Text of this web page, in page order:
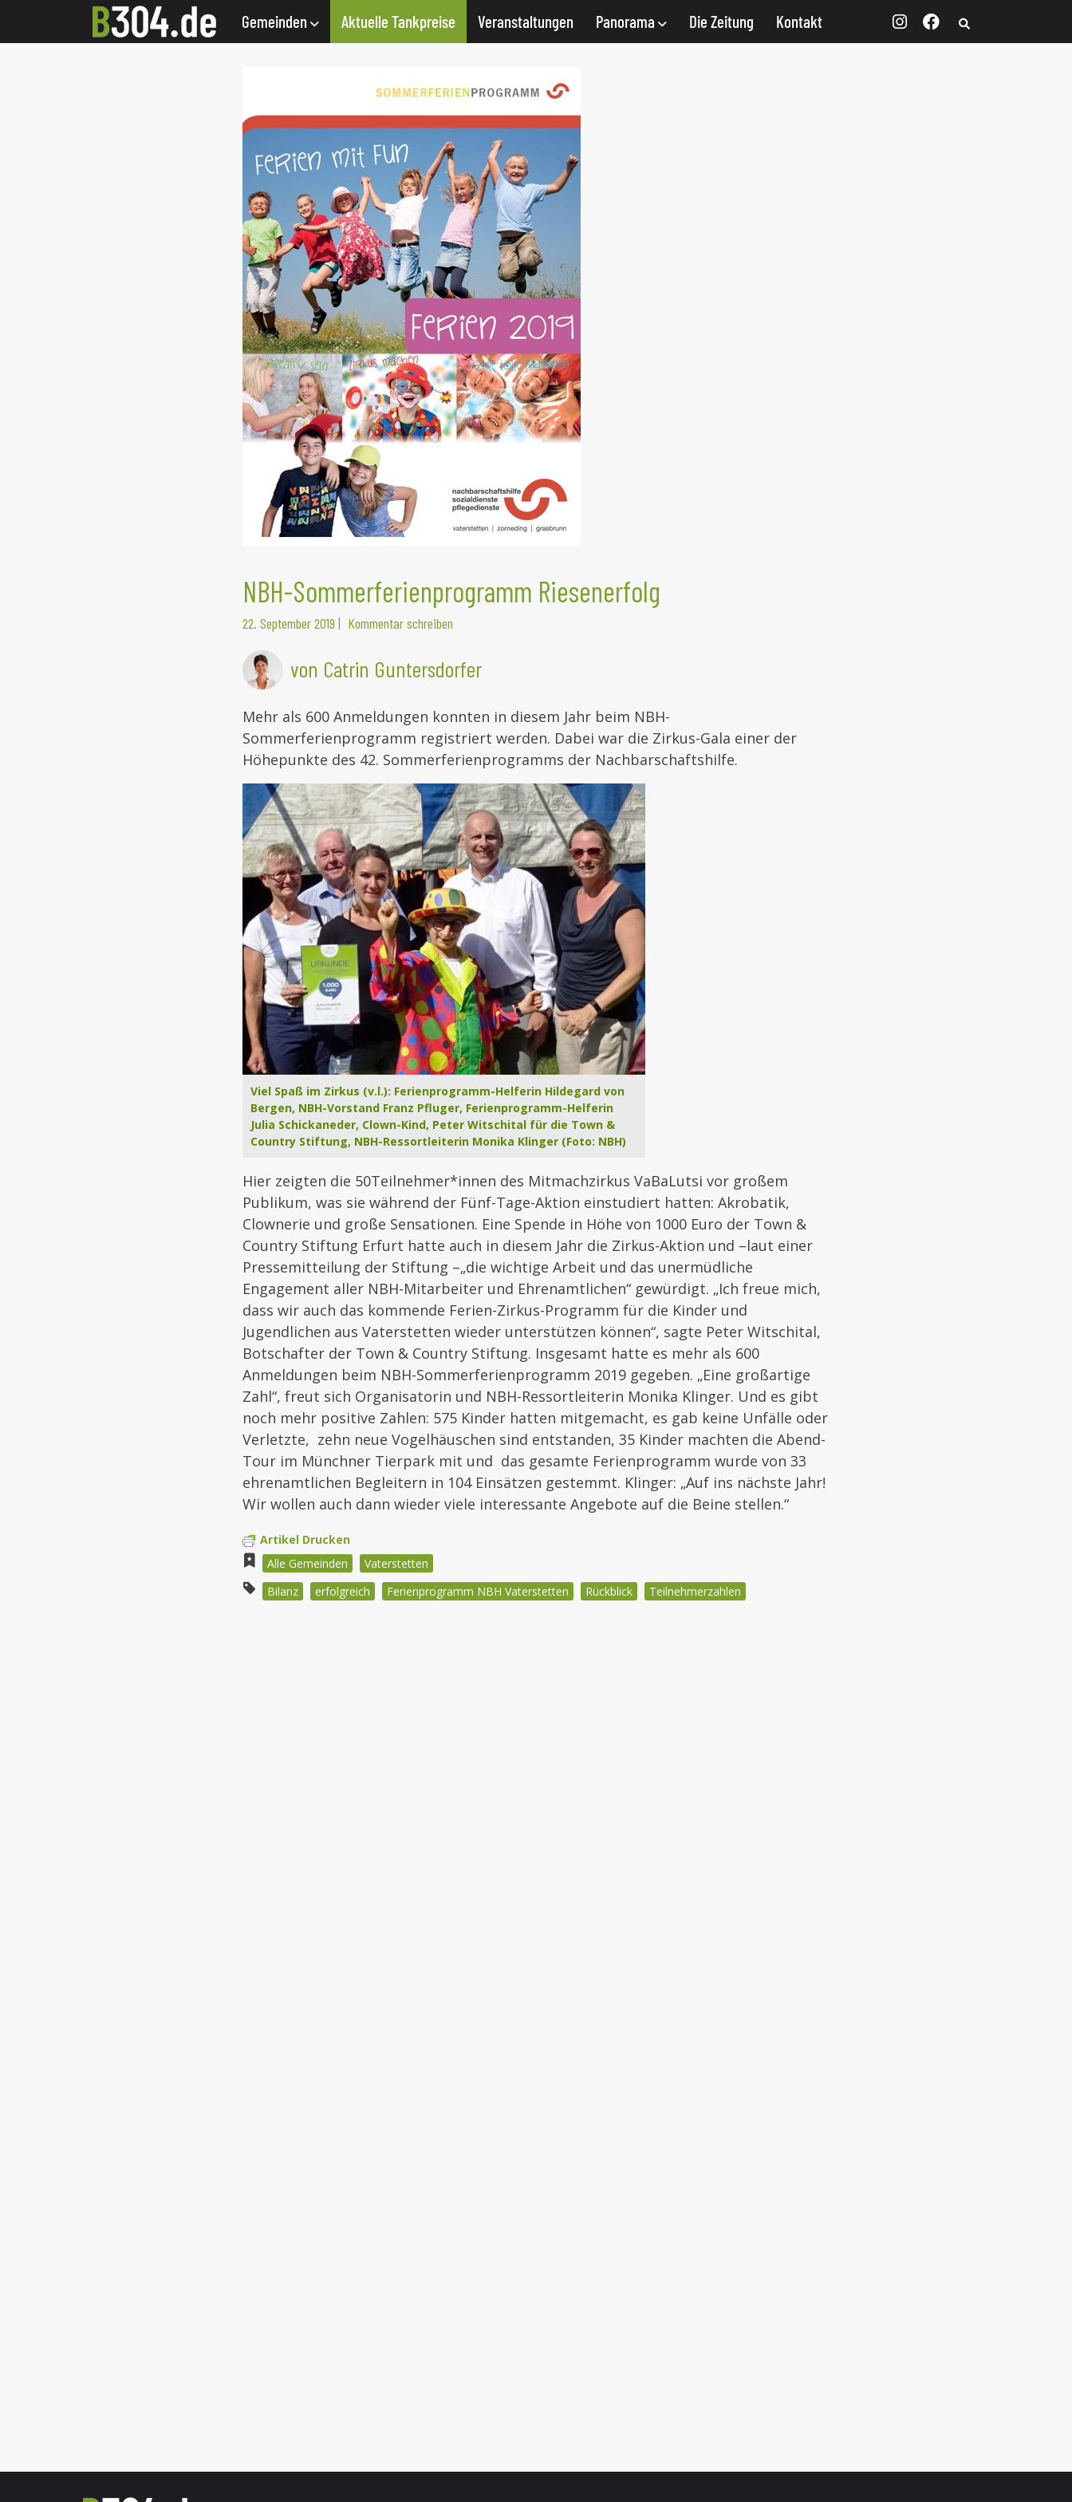
Gemeinden Aktuelle Tankpreise Veranstaltungen Panorama Die Zeitung Kontakt
NBH-Sommerferienprogramm Riesenerfolg
22. September 2019 | Kommentar schreiben
von Catrin Guntersdorfer
Mehr als 600 Anmeldungen konnten in diesem Jahr beim NBH-
Sommerferienprogramm registriert werden. Dabei war die Zirkus-Gala einer der
Höhepunkte des 42. Sommerferienprogramms der Nachbarschaftshilfe.
Viel Spaß im Zirkus (v.l.): Ferienprogramm-Helferin Hildegard von
Bergen, NBH-Vorstand Franz Pfluger, Ferienprogramm-Helferin
Julia Schickaneder, Clown-Kind, Peter Witschital für die Town &
Country Stiftung, NBH-Ressortleiterin Monika Klinger (Foto: NBH)
Hier zeigten die 50Teilnehmer*innen des Mitmachzirkus VaBaLutsi vor großem
Publikum, was sie während der Fünf-Tage-Aktion einstudiert hatten: Akrobatik,
Clownerie und große Sensationen. Eine Spende in Höhe von 1000 Euro der Town &
Country Stiftung Erfurt hatte auch in diesem Jahr die Zirkus-Aktion und –laut einer
Pressemitteilung der Stiftung –„die wichtige Arbeit und das unermüdliche
Engagement aller NBH-Mitarbeiter und Ehrenamtlichen“ gewürdigt. „Ich freue mich,
dass wir auch das kommende Ferien-Zirkus-Programm für die Kinder und
Jugendlichen aus Vaterstetten wieder unterstützen können“, sagte Peter Witschital,
Botschafter der Town & Country Stiftung. Insgesamt hatte es mehr als 600
Anmeldungen beim NBH-Sommerferienprogramm 2019 gegeben. „Eine großartige
Zahl“, freut sich Organisatorin und NBH-Ressortleiterin Monika Klinger. Und es gibt
noch mehr positive Zahlen: 575 Kinder hatten mitgemacht, es gab keine Unfälle oder
Verletzte, zehn neue Vogelhäuschen sind entstanden, 35 Kinder machten die Abend-
Tour im Münchner Tierpark mit und das gesamte Ferienprogramm wurde von 33
ehrenamtlichen Begleitern in 104 Einsätzen gestemmt. Klinger: „Auf ins nächste Jahr!
Wir wollen auch dann wieder viele interessante Angebote auf die Beine stellen.“
Artikel Drucken
Alle Gemeinden
Vaterstetten
Bilanz
erfolgreich Ferienprogramm NBH Vaterstetten Rückblick Teilnehmerzahlen